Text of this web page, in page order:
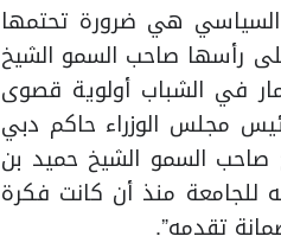
السياسي هي ضرورة تحتمها
رأسها صاحب السمو الشيخ
في الشباب أولوية قصوى
مجلس الوزراء حاكم دبي
صاحب السمو الشيخ حميد بن
للجامعة منذ أن كانت فكرة
تقدمه”.